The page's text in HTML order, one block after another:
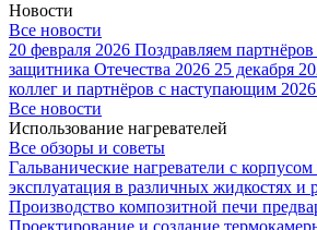
Новости
Все новости
20 февраля 2026 Поздравляем
защитника Отечества 2026 25 декабря
коллег и партнёров с наступающим
Все новости
Использование нагревателей
Все обзоры и советы
Гальванические нагреватели с корпусом
эксплуатация в различных жидкостях и
Производство композитной печи
Проектирование и создание